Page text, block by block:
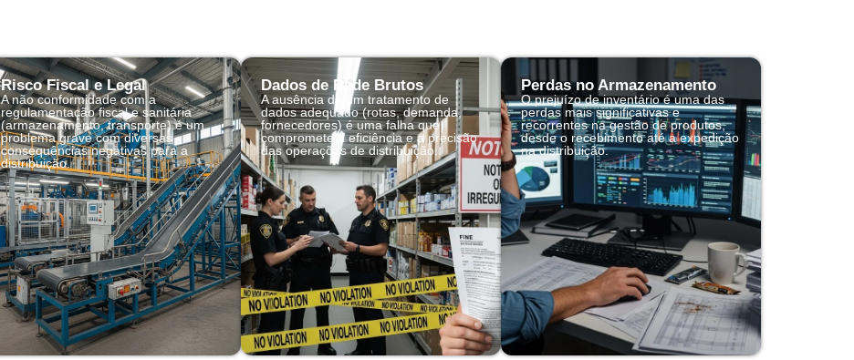
Risco Fiscal e Legal
A não conformidade com a
regulamentação fiscal e sanitária
(armazenamento, transporte) é um
problema grave com diversas
consequências negativas para a
distribuição.
Dados de Rede Brutos
A ausência de um tratamento de
dados adequado (rotas, demanda,
fornecedores) é uma falha que
compromete a eficiência e a precisão
das operações de distribuição.
Perdas no Armazenamento
O prejuízo de inventário é uma das
perdas mais significativas e
recorrentes na gestão de produtos,
desde o recebimento até a expedição
na distribuição.